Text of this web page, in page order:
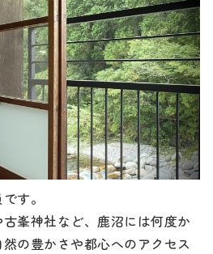
す。
峯神社など、鹿沼には何度か
の豊かさや都心へのアクセス